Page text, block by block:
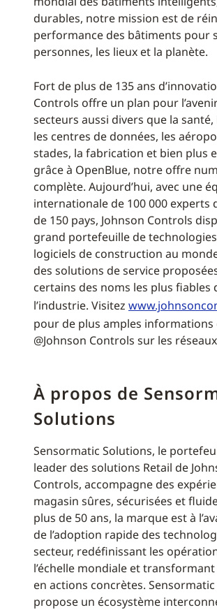
durables, notre mission est de
performance des bâtiments pour
personnes, les lieux et la planète.
Fort de plus de 135 ans
Controls offre un plan pour
secteurs aussi divers que la santé,
les centres de données, les
stades, la fabrication et bien plus
grâce à OpenBlue, notre offre
complète. Aujourd’hui, avec une
internationale de 100 000 experts
de 150 pays, Johnson Controls
grand portefeuille de
logiciels de construction au
des solutions de service
certains des noms les plus fiables
l’industrie. Visitez
pour de plus amples informations
@Johnson Controls sur les
À propos de
Solutions
Sensormatic Solutions, le
leader des solutions Retail de
Controls, accompagne des
magasin sûres, sécurisées et
plus de 50 ans, la marque est à
de l’adoption rapide des
secteur, redéfinissant les
l’échelle mondiale et
en actions concrètes.
propose un écosystème